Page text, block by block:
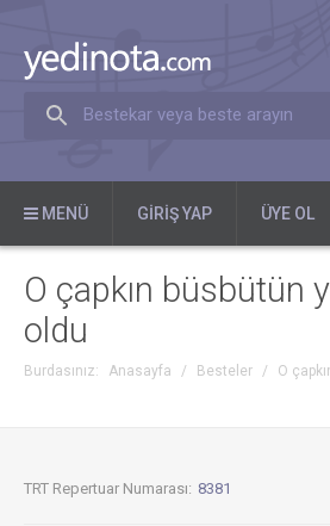
Bestekar veya beste arayın
MENÜ GIRIŞ YAP ÜYE OL
O çapkın büsbütün
oldu
Burdasınız: Anasayfa / Besteler / O
TRT Repertuar Numarası: 8381